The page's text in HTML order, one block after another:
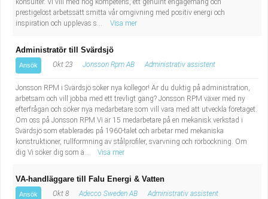
konsulter. Vi vill med hög kompetens, ett genuint engagemang och
prestigelöst arbetssätt smitta vår omgivning med positiv energi och
inspiration och upplevas s...
Visa mer
Administratör till Svärdsjö
Ansök Okt 23 Jonsson Rpm AB Administrativ assistent
Jonsson RPM i Svärdsjö söker nya kollegor! Är du duktig på administration,
arbetsam och vill jobba med ett trevligt gäng? Jonsson RPM växer med ny
efterfrågan och söker nya medarbetare som vill vara med att utveckla företaget.
Om oss på Jonsson RPM Vi är 15 medarbetare på en mekanisk verkstad i
Svärdsjö som etablerades på 1960-talet och arbetar med mekaniska
konstruktioner, rullformning av stålprofiler, svarvning och rörbockning. Om
dig Vi söker dig som ä...
Visa mer
VA-handläggare till Falu Energi & Vatten
Ansök Okt 8 Adecco Sweden AB Administrativ assistent